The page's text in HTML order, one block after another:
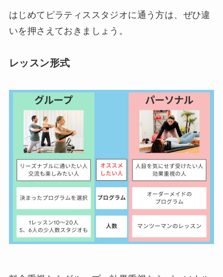
はじめてピラティススタジオに通う方は、ぜひ違
いを押さえておきましょう。
レッスン形式